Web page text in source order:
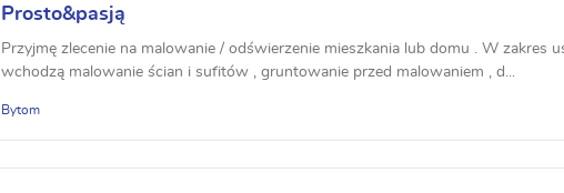
Prosto&pasją
Przyjmę zlecenie na malowanie / odświerzenie mieszkania lub domu . W zakres
wchodzą malowanie ścian i sufitów , gruntowanie przed malowaniem , d...
Bytom